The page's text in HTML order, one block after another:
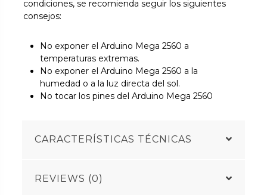
condiciones, se recomienda seguir los siguientes
consejos:
No exponer el Arduino Mega 2560 a
temperaturas extremas.
No exponer el Arduino Mega 2560 a la
humedad o a la luz directa del sol.
No tocar los pines del Arduino Mega 2560
CARACTERÍSTICAS TÉCNICAS
REVIEWS (0)